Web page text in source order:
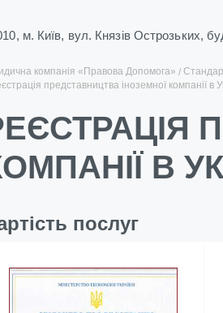
м. Київ, вул. Князів Острозьких,
компанія «Правова Допомога»
представництва іноземної компанії в
В
послуг